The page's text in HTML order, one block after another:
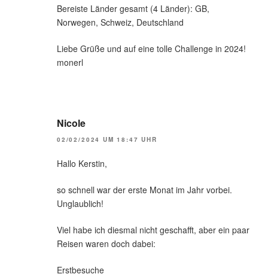
Bereiste Länder gesamt (4 Länder): GB,
Norwegen, Schweiz, Deutschland
Liebe Grüße und auf eine tolle Challenge in 2024!
monerl
Nicole
02/02/2024 UM 18:47 UHR
Hallo Kerstin,
so schnell war der erste Monat im Jahr vorbei.
Unglaublich!
Viel habe ich diesmal nicht geschafft, aber ein paar
Reisen waren doch dabei:
Erstbesuche